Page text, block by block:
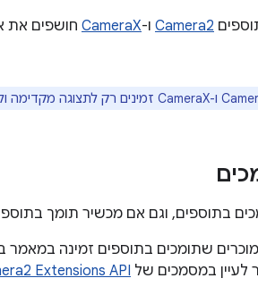
Camera2 ו-CameraX חושפים את
בתוספים, וגם אם מכשיר תומך
שתומכים בתוספים זמינה במאמר
במסמכים של Extensions API